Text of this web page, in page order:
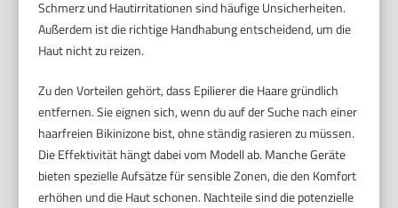
Schmerz und Hautirritationen sind häufige Unsicherheiten.
Außerdem ist die richtige Handhabung entscheidend, um die
Haut nicht zu reizen.
Zu den Vorteilen gehört, dass Epilierer die Haare gründlich
entfernen. Sie eignen sich, wenn du auf der Suche nach einer
haarfreien Bikinizone bist, ohne ständig rasieren zu müssen.
Die Effektivität hängt dabei vom Modell ab. Manche Geräte
bieten spezielle Aufsätze für sensible Zonen, die den Komfort
erhöhen und die Haut schonen. Nachteile sind die potenzielle